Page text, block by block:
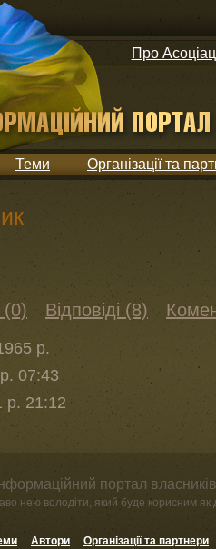
Про
Теми Організації та
(0) Відповіді (8)
р.
07:43
р. 21:12
портал
нею володіти, який буде корисним як
Автори Організації та партнери